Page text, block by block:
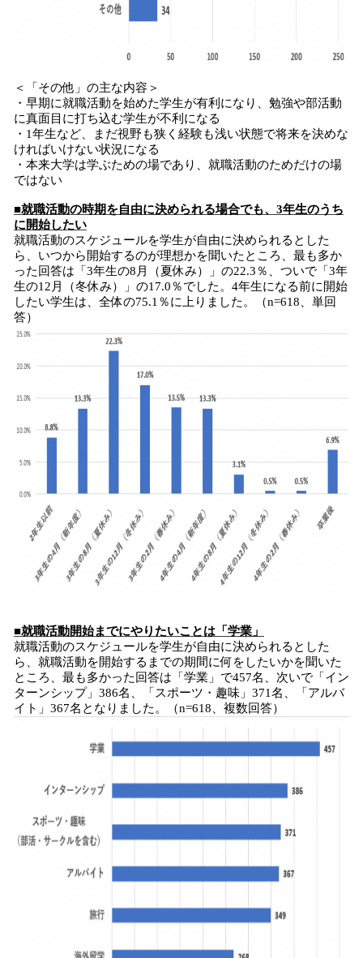
＜「その他」の主な内容＞
・早期に就職活動を始めた学生が有利になり、勉強や部活動
に真面目に打ち込む学生が不利になる
・1年生など、まだ視野も狭く経験も浅い状態で将来を決めな
ければいけない状況になる
・本来大学は学ぶための場であり、就職活動のためだけの場
ではない
■就職活動の時期を自由に決められる場合でも、3年生のうち
に開始したい
就職活動のスケジュールを学生が自由に決められるとした
ら、いつから開始するのが理想かを聞いたところ、最も多か
った回答は「3年生の8月（夏休み）」の22.3％、ついで「3年
生の12月（冬休み）」の17.0％でした。4年生になる前に開始
したい学生は、全体の75.1％に上りました。（n=618、単回
答）
■就職活動開始までにやりたいことは「学業」
就職活動のスケジュールを学生が自由に決められるとした
ら、就職活動を開始するまでの期間に何をしたいかを聞いた
ところ、最も多かった回答は「学業」で457名、次いで「イン
ターンシップ」386名、「スポーツ・趣味」371名、「アルバ
イト」367名となりました。（n=618、複数回答）